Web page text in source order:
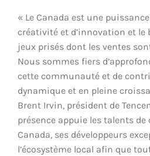
« Le Canada est une
créativité et d’innovation et le
jeux prisés dont les ventes
Nous sommes fiers
cette communauté et de
dynamique et en pleine
Brent Irvin, président de
présence appuie les talents
Canada, ses développeurs
l’écosystème local afin que